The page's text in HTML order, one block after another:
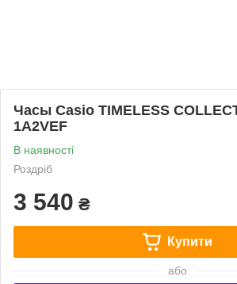
Часы Casio TIMELESS
1A2VEF
В наявності
Роздріб
3 540 ₴
Купити
або